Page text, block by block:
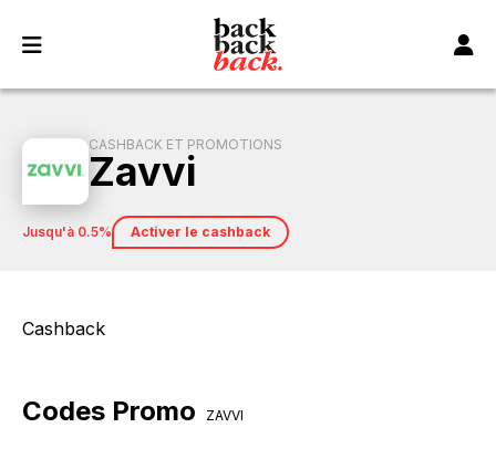
CASHBACK ET PROMOTIONS
Zavvi
jusqu'à 0.5% Activer le cashback
Cashback
Codes Promo ZAVVI